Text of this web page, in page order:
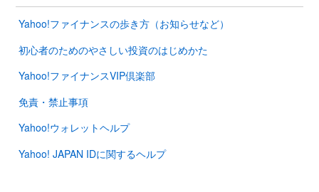
Yahoo!ファイナンスの歩き方（お知らせなど）
初心者のためのやさしい投資のはじめかた
Yahoo!ファイナンスVIP倶楽部
免責・禁止事項
Yahoo!ウォレットヘルプ
Yahoo! JAPAN IDに関するヘルプ